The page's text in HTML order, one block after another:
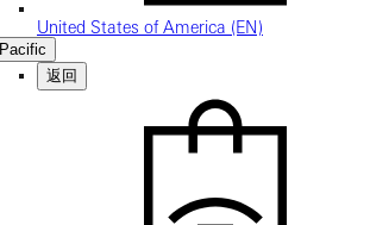
United States of America (EN)
Pacific
返回